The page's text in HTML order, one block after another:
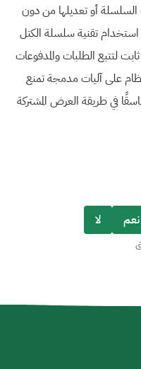
السلسلة أو تعديلها من دون
تقنية سلسلة الكتل
لتتبع الطلبات والمدفوعات
على آليات مدمجة تمنع
في طريقة العرض المشتركة
نعم لا